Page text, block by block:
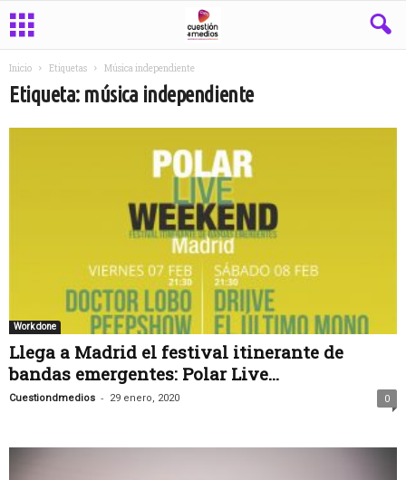
Inicio Etiquetas Música independiente
Etiqueta: música independiente
Work done
Llega a Madrid el festival itinerante de
bandas emergentes: Polar Live...
Cuestiondmedios - 29 enero, 2020 0